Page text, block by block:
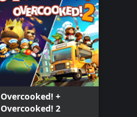
Overcooked! +
Overcooked! 2